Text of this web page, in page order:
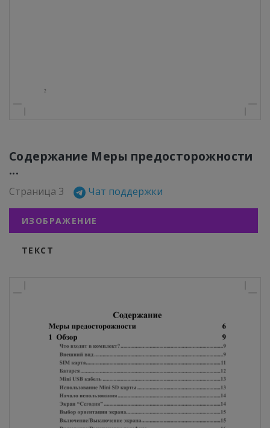
Содержание Меры предосторожности
...
Страница 3 Чат поддержки
ИЗОБРАЖЕНИЕ
ТЕКСТ